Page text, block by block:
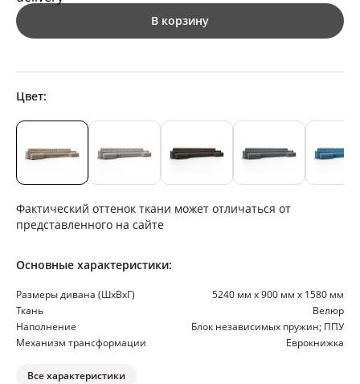
В корзину
Цвет:
Фактический оттенок ткани может отличаться от
представленного на сайте
Основные характеристики:
Размеры дивана (ШхВхГ)
5240 мм х 900 мм х 1580 мм
Ткань
Велюр
Наполнение
Блок независимых пружин; ППУ
Механизм трансформации
Еврокнижка
Все характеристики